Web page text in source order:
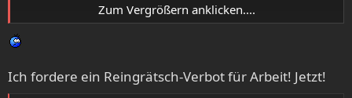
P.S.: Im Hotel Igel ist das Zimmer im Internet freigegeben
(Do - So hatte ich gebucht). Besser ist bei Interesse, gleich
Zum Vergrößern anklicken....
Ich fordere ein Reingrätsch-Verbot für Arbeit! Jetzt!